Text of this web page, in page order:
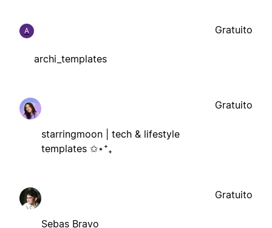
A
archi_templates
Gratuito
starringmoon | tech & lifestyle
templates ✩⋆⁺₊
Gratuito
Sebas Bravo
Gratuito